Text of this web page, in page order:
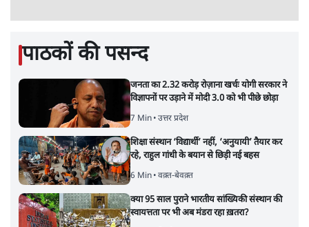
पाठकों की पसन्द
जनता का 2.32 करोड़ रोज़ाना खर्चः योगी सरकार ने
विज्ञापनों पर उड़ाने में मोदी 3.0 को भी पीछे छोड़ा
7 Min• उत्तर प्रदेश
शिक्षा संस्थान ‘विद्यार्थी’ नहीं, ‘अनुयायी’ तैयार कर
रहे, राहुल गांधी के बयान से छिड़ी नई बहस
6 Min• वक़्त-बेवक़्त
क्या 95 साल पुराने भारतीय सांख्यिकी संस्थान की
स्वायत्तता पर भी अब मंडरा रहा ख़तरा?